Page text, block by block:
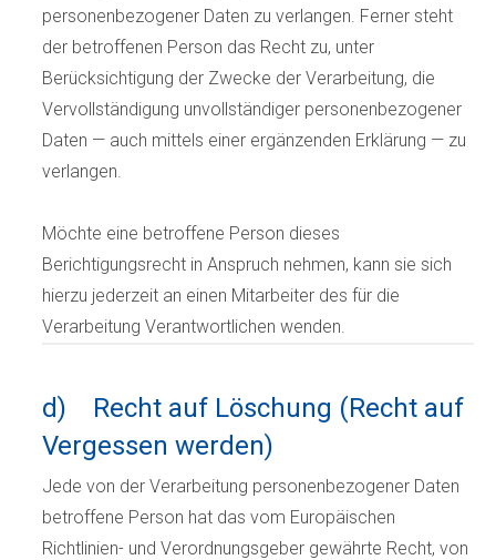
personenbezogener Daten zu verlangen. Ferner steht
der betroffenen Person das Recht zu, unter
Berücksichtigung der Zwecke der Verarbeitung, die
Vervollständigung unvollständiger personenbezogener
Daten — auch mittels einer ergänzenden Erklärung — zu
verlangen.
Möchte eine betroffene Person dieses
Berichtigungsrecht in Anspruch nehmen, kann sie sich
hierzu jederzeit an einen Mitarbeiter des für die
Verarbeitung Verantwortlichen wenden.
d) Recht auf Löschung (Recht auf
Vergessen werden)
Jede von der Verarbeitung personenbezogener Daten
betroffene Person hat das vom Europäischen
Richtlinien- und Verordnungsgeber gewährte Recht, von